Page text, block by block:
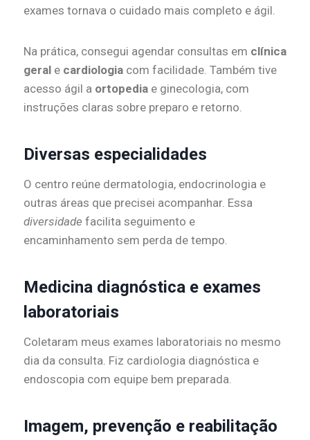
exames tornava o cuidado mais completo e ágil.
Na prática, consegui agendar consultas em clínica
geral e cardiologia com facilidade. Também tive
acesso ágil a ortopedia e ginecologia, com
instruções claras sobre preparo e retorno.
Diversas especialidades
O centro reúne dermatologia, endocrinologia e
outras áreas que precisei acompanhar. Essa
diversidade facilita seguimento e
encaminhamento sem perda de tempo.
Medicina diagnóstica e exames
laboratoriais
Coletaram meus exames laboratoriais no mesmo
dia da consulta. Fiz cardiologia diagnóstica e
endoscopia com equipe bem preparada.
Imagem, prevenção e reabilitação